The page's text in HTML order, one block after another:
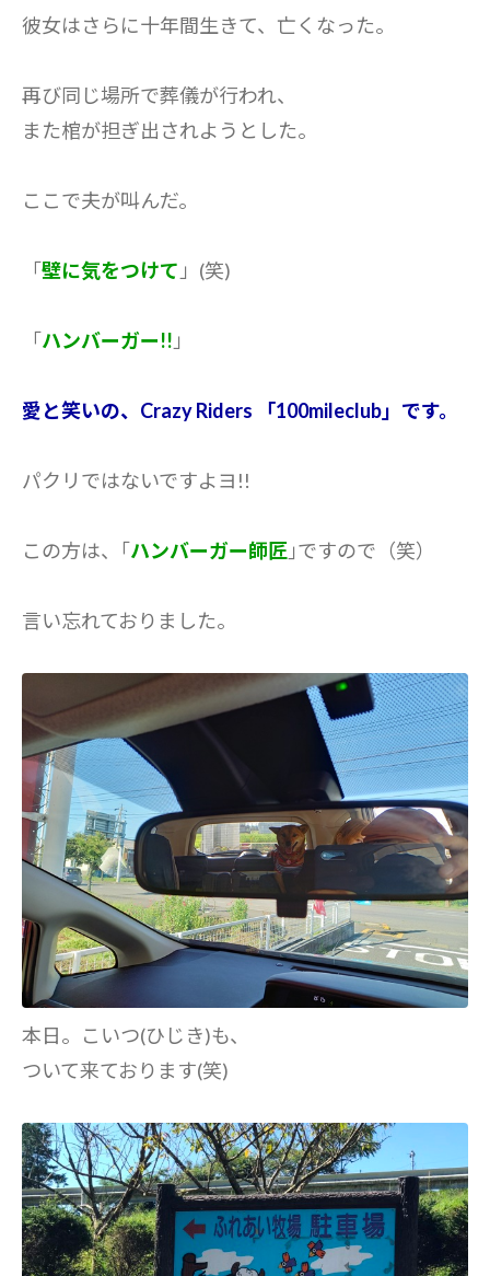
彼女はさらに十年間生きて、亡くなった。
再び同じ場所で葬儀が行われ、
また棺が担ぎ出されようとした。
ここで夫が叫んだ。
「壁に気をつけて 」(笑)
「ハンバーガー!! 」
愛と笑いの、Crazy Riders 「100mileclub」です。
パクリではないですよヨ!!
この方は、｢ハンバーガー師匠 ｣ですので（笑）
言い忘れておりました。
本日。こいつ(ひじき)も、
ついて来ております(笑)